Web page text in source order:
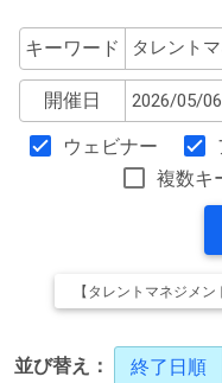
キーワード
開催日
ウェビナー
複数キ
【タレントマネジメ
並び替え： 終了日順